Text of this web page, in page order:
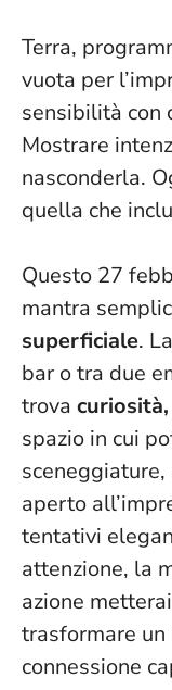
Terra,
vuota per
sensibilità con
Mostrare
nasconderla.
quella che
Questo 27
mantra
superficiale.
bar o tra due
trova
spazio in cui
aperto
tentativi
attenzione, la
azione
trasformare un
connessione